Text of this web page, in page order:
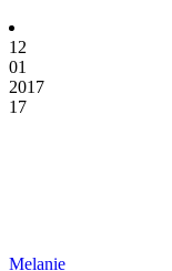
12
01
2017
17
Melanie